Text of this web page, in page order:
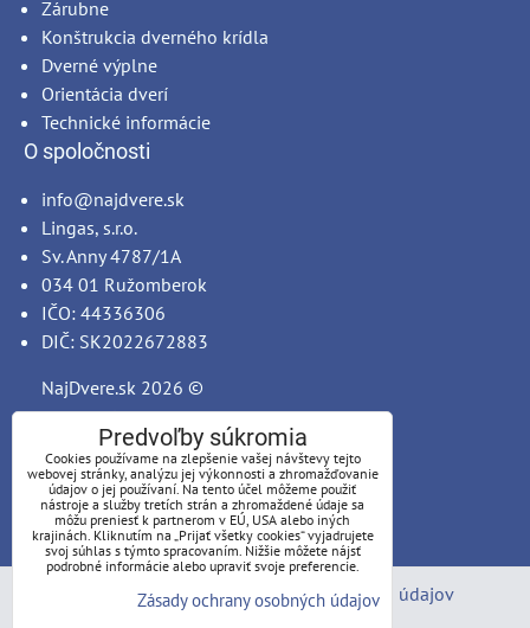
Zárubne
Konštrukcia dverného krídla
Dverné výplne
Orientácia dverí
Technické informácie
O spoločnosti
info@najdvere.sk
Lingas, s.r.o.
Sv. Anny 4787/1A
034 01 Ružomberok
IČO: 44336306
DIČ: SK2022672883
NajDvere.sk 2026 ©
Predvoľby súkromia
Zásady ochrany osobných údajov
Predvoľby súkromia
Cookies používame na zlepšenie vašej návštevy tejto
webovej stránky, analýzu jej výkonnosti a zhromažďovanie
údajov o jej používaní. Na tento účel môžeme použiť
nástroje a služby tretích strán a zhromaždené údaje sa
môžu preniesť k partnerom v EÚ, USA alebo iných
krajinách. Kliknutím na „Prijať všetky cookies“ vyjadrujete
svoj súhlas s týmto spracovaním. Nižšie môžete nájsť
podrobné informácie alebo upraviť svoje preferencie.
Zásady ochrany osobných údajov